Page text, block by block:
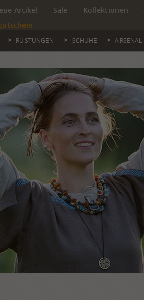
Artikel Sale Kollektionen
RÜSTUNGEN SCHUHE ARSENAL